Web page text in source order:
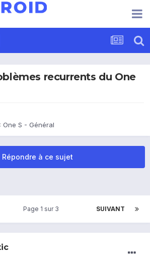
recurrents du One
One S - Général
Répondre à ce sujet
SUIVANT
Page 1 sur 3